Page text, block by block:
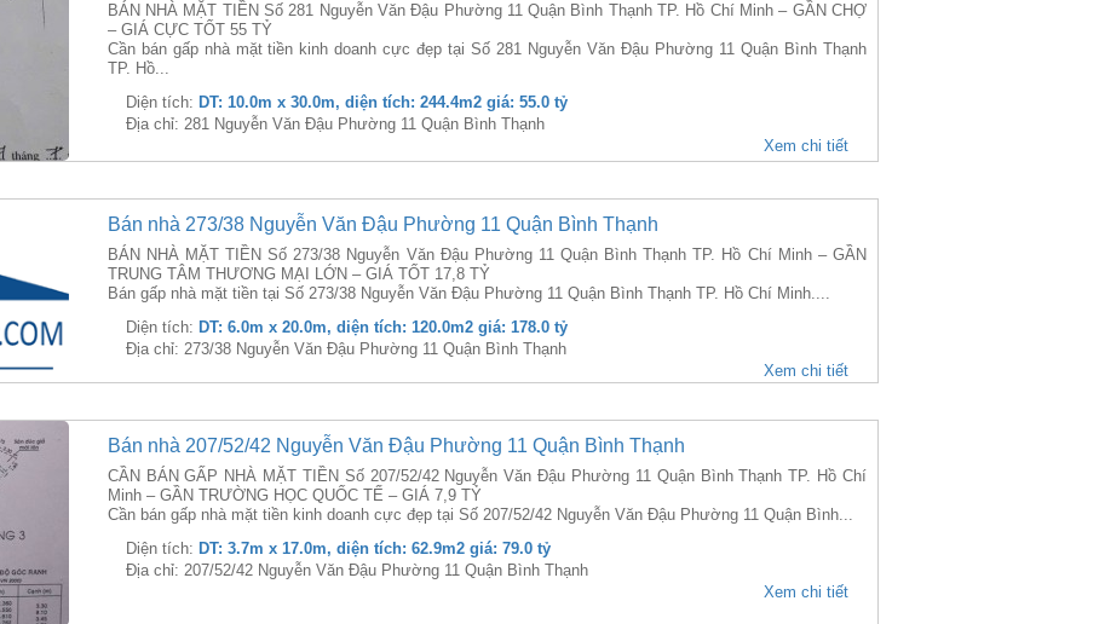
BÁN NHÀ MẶT TIỀN Số 281 Nguyễn Văn Đậu Phường 11 Quận Bình Thạnh TP. Hồ Chí Minh – GẦN CHỢ
– GIÁ CỰC TỐT 55 TỶ
Cần bán gấp nhà mặt tiền kinh doanh cực đẹp tại Số 281 Nguyễn Văn Đậu Phường 11 Quận Bình Thạnh
TP. Hồ...
Diện tích: DT: 10.0m x 30.0m, diện tích: 244.4m2 giá: 55.0 tỷ
Địa chỉ: 281 Nguyễn Văn Đậu Phường 11 Quận Bình Thạnh
Xem chi tiết
Bán nhà 273/38 Nguyễn Văn Đậu Phường 11 Quận Bình Thạnh
BÁN NHÀ MẶT TIỀN Số 273/38 Nguyễn Văn Đậu Phường 11 Quận Bình Thạnh TP. Hồ Chí Minh – GẦN
TRUNG TÂM THƯƠNG MẠI LỚN – GIÁ TỐT 17,8 TỶ
Bán gấp nhà mặt tiền tại Số 273/38 Nguyễn Văn Đậu Phường 11 Quận Bình Thạnh TP. Hồ Chí Minh....
Diện tích: DT: 6.0m x 20.0m, diện tích: 120.0m2 giá: 178.0 tỷ
Địa chỉ: 273/38 Nguyễn Văn Đậu Phường 11 Quận Bình Thạnh
Xem chi tiết
Bán nhà 207/52/42 Nguyễn Văn Đậu Phường 11 Quận Bình Thạnh
CẦN BÁN GẤP NHÀ MẶT TIỀN Số 207/52/42 Nguyễn Văn Đậu Phường 11 Quận Bình Thạnh TP. Hồ Chí
Minh – GẦN TRƯỜNG HỌC QUỐC TẾ – GIÁ 7,9 TỶ
Cần bán gấp nhà mặt tiền kinh doanh cực đẹp tại Số 207/52/42 Nguyễn Văn Đậu Phường 11 Quận Bình...
Diện tích: DT: 3.7m x 17.0m, diện tích: 62.9m2 giá: 79.0 tỷ
Địa chỉ: 207/52/42 Nguyễn Văn Đậu Phường 11 Quận Bình Thạnh
Xem chi tiết